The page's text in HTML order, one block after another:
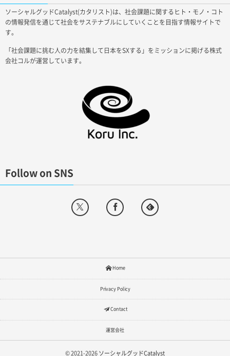
ソーシャルグッドCatalyst(カタリスト)は、社会課題に関するヒト・モノ・コト
の情報発信を通じて社会をサステナブルにしていくことを目指す情報サイトで
す。
「社会課題に挑む人の力を結集して日本をSXする」をミッションに掲げる株式
会社コルが運営しています。
Follow on SNS
Home
Privacy Policy
Contact
運営会社
© 2021-2026ソーシャルグッドCatalyst